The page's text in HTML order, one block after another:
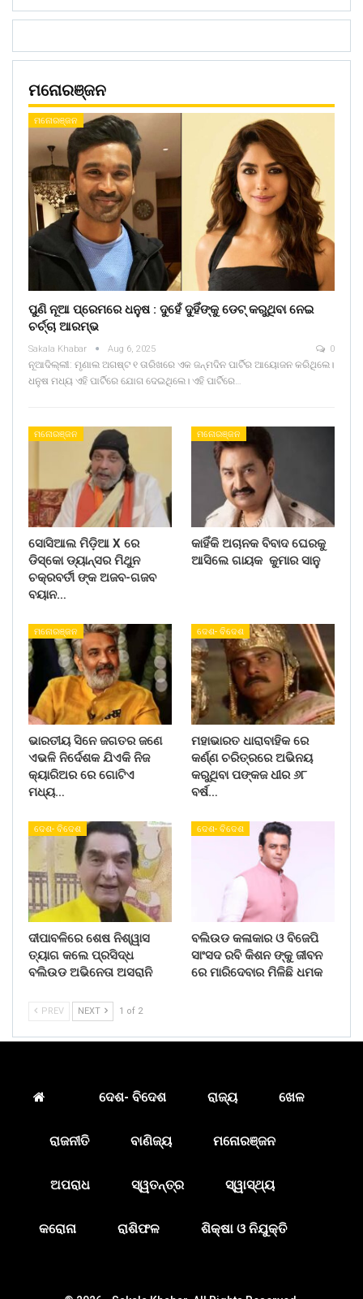
ମନୋରଞ୍ଜନ
ମନୋରଞ୍ଜନ
ପୁଣି ନୂଆ ପ୍ରେମରେ ଧନୁଷ : ଦୁହେଁ ଦୁହିଁଙ୍କୁ ଡେଟ୍ କରୁଥିବା ନେଇ
ଚର୍ଚ୍ଚା ଆରମ୍ଭ
Sakala Khabar Aug 6, 2025 0
ନୂଆଦିଲ୍ଲୀ: ମୃଣାଲ ଅଗଷ୍ଟ ୧ ତାରିଖରେ ଏକ ଜନ୍ମଦିନ ପାର୍ଟିର ଆୟୋଜନ କରିଥିଲେ।
ଧନୁଷ ମଧ୍ୟ ଏହି ପାର୍ଟିରେ ଯୋଗ ଦେଇଥିଲେ। ଏହି ପାର୍ଟିରେ…
ମନୋରଞ୍ଜନ
ସୋସିଆଲ ମିଡ଼ିଆ X ରେ
ଡିସ୍କୋ ଡ୍ୟାନ୍ସର ମିଥୁନ
ଚକ୍ରବର୍ତୀ ଙ୍କ ଅଜବ-ଗଜବ
ବୟାନ…
ମନୋରଞ୍ଜନ
କାହିଁକି ଅଚାନକ ବିବାଦ ଘେରକୁ
ଆସିଲେ ଗାୟକ କୁମାର ସାନୁ
ମନୋରଞ୍ଜନ
ଭାରତୀୟ ସିନେ ଜଗତର ଜଣେ
ଏଭଳି ନିର୍ଦେଶକ ଯିଏକି ନିଜ
କ୍ୟାରିଅର ରେ ଗୋଟିଏ
ମଧ୍ୟ…
ଦେଶ- ବିଦେଶ
ମହାଭାରତ ଧାରାବାହିକ ରେ
କର୍ଣ୍ଣ ଚରିତ୍ରରେ ଅଭିନୟ
କରୁଥିବା ପଙ୍କଜ ଧୀର ୬୮
ବର୍ଷ…
ଦେଶ- ବିଦେଶ
ଦୀପାବଳିରେ ଶେଷ ନିଶ୍ୱାସ
ତ୍ୟାଗ କଲେ ପ୍ରସିଦ୍ଧ
ବଲିଉଡ ଅଭିନେତା ଅସରାନି
ଦେଶ- ବିଦେଶ
ବଲିଉଡ କଳାକାର ଓ ବିଜେପି
ସାଂସଦ ରବି କିଶନ ଙ୍କୁ ଜୀବନ
ରେ ମାରିଦେବାର ମିଳିଛି ଧମକ
PREV NEXT 1 of 2
ଦେଶ- ବିଦେଶ ରାଜ୍ୟ ଖେଳ
ରାଜନୀତି ବାଣିଜ୍ୟ ମନୋରଞ୍ଜନ
ଅପରାଧ ସ୍ୱତନ୍ତ୍ର ସ୍ୱାସ୍ଥ୍ୟ
କରୋନା ରାଶିଫଳ ଶିକ୍ଷା ଓ ନିଯୁକ୍ତି